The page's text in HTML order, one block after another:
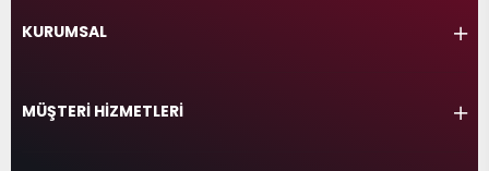
KURUMSAL
MÜŞTERİ HİZMETLERİ